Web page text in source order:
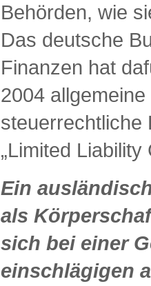
Behörden, wie
Das deutsche
Finanzen hat
2004
steuerrechtliche
„Limited
Ein
als
sich bei einer
einschlägigen